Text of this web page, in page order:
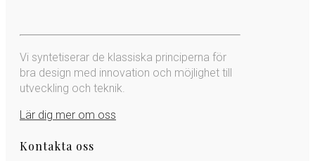
Vi syntetiserar de klassiska principerna för
bra design med innovation och möjlighet till
utveckling och teknik.
Lär dig mer om oss
Kontakta oss